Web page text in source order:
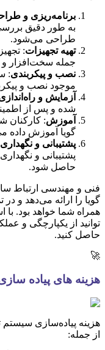
برنامه‌ریزی و
به طور دقیق
طراحی می‌شود.
تهیه تجهیزات:
جمله سخت‌افزار و
نصب و پیکربندی:
موجود نصب و
آزمایش و
شده و پس از
آموزش: کارکنان
گویا آموزش داده
پشتیبانی و نگهداری
پشتیبانی و
حاصل شود.
فنی و مهندسی ارتباط
گویا را ارائه می‌دهد و در
همراه شما خواهد بود.
توانید از یکپارچگی و
حاصل کنید.
🚀
هزینه های پیاده
هزینه پیاده‌سازی سیستم
از جمله: